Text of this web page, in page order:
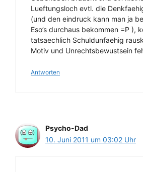
Lueftungsloch evtl. die
(und den eindruck kann man ja
Eso’s durchaus bekommen =P ),
tatsaechlich Schuldunfaehig
Motiv und Unrechtsbewustsein
Antworten
Psycho-Dad
10. Juni 2011 um 03:02 Uhr